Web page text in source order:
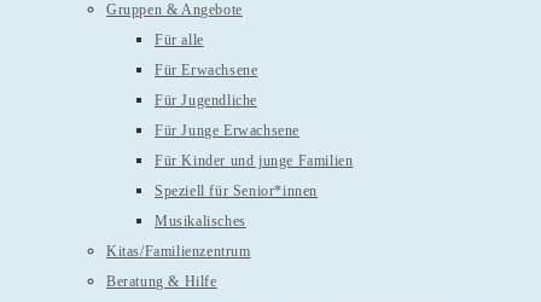
Gruppen & Angebote
Für alle
Für Erwachsene
Für Jugendliche
Für Junge Erwachsene
Für Kinder und junge Familien
Speziell für Senior*innen
Musikalisches
Kitas/Familienzentrum
Beratung & Hilfe